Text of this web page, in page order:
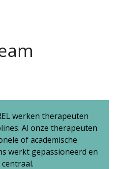
werken therapeuten
Al onze therapeuten
of academische
werkt gepassioneerd en